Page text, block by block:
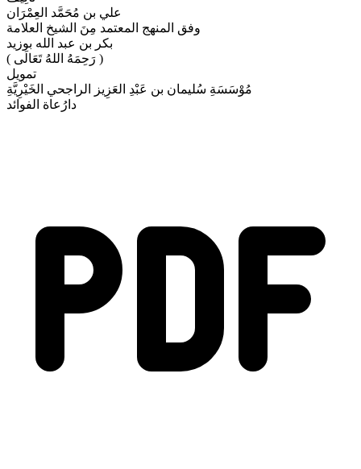
علي بن مُحَمَّد العِمْرَان
وفق المنهج المعتمد مِنَ الشيخ العلامة
بكر بن عبد الله بوزيد
( رَحِمَهُ اللهُ تَعَالَى )
تمويل
مُوْسَسَةِ سُليمان بن عَبْدِ العَزِيز الراجحي الخَيْرِيَّةِ
دارُعاة الفوائد